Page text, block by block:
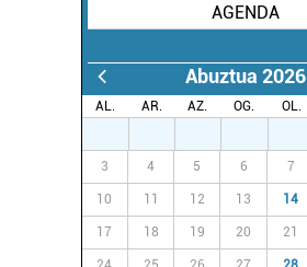
AGENDA
Abuztua 2026
AL. AR. AZ. OG. OL.
3 4 5 6 7
10 11 12 13 14
17 18 19 20 21